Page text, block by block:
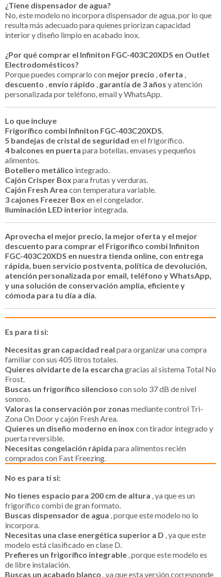
¿Tiene dispensador de agua?
No, este modelo no incorpora dispensador de agua, por lo que
resulta más adecuado para quienes priorizan capacidad
interior y diseño limpio en acabado inox.
¿Por qué comprar el Infiniton FGC-403C20XDS en Outlet
Electrodomésticos?
Porque puedes comprarlo con mejor precio , oferta ,
descuento , envío rápido , garantía de 3 años y atención
personalizada por teléfono, email y WhatsApp.
Lo que incluye
Frigorífico combi Infiniton FGC-403C20XDS.
5 bandejas de cristal de seguridad en el frigorífico.
4 balcones en puerta para botellas, envases y pequeños
alimentos.
Botellero metálico integrado.
Cajón Crisper Box para frutas y verduras.
Cajón Fresh Area con temperatura variable.
3 cajones Freezer Box en el congelador.
Iluminación LED interior integrada.
Aprovecha el mejor precio, la mejor oferta y el mejor
descuento para comprar el Frigorífico combi Infiniton
FGC-403C20XDS en nuestra tienda online, con entrega
rápida, buen servicio postventa, política de devolución,
atención personalizada por email, teléfono y WhatsApp,
y una solución de conservación amplia, eficiente y
cómoda para tu día a día.
Es para ti si:
Necesitas gran capacidad real para organizar una compra
familiar con sus 405 litros totales.
Quieres olvidarte de la escarcha gracias al sistema Total No
Frost.
Buscas un frigorífico silencioso con solo 37 dB de nivel
sonoro.
Valoras la conservación por zonas mediante control Tri-
Zona On Door y cajón Fresh Area.
Quieres un diseño moderno en inox con tirador integrado y
puerta reversible.
Necesitas congelación rápida para alimentos recién
comprados con Fast Freezing.
No es para ti si:
No tienes espacio para 200 cm de altura , ya que es un
frigorífico combi de gran formato.
Buscas dispensador de agua , porque este modelo no lo
incorpora.
Necesitas una clase energética superior a D , ya que este
modelo está clasificado en clase D.
Prefieres un frigorífico integrable , porque este modelo es
de libre instalación.
Buscas un acabado blanco , ya que esta versión corresponde